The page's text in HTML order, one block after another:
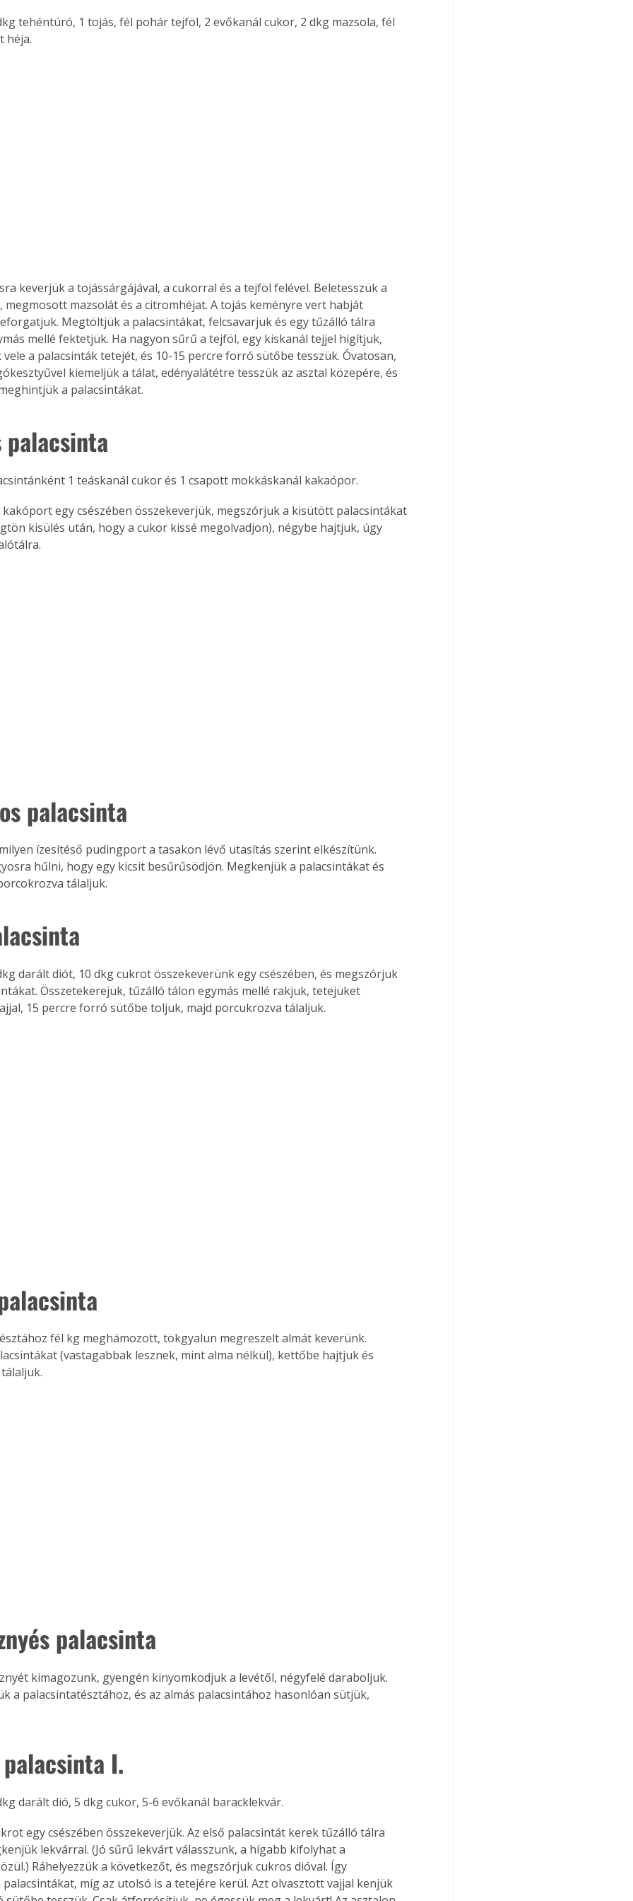
egyedi
vagy
élve
az
Gyógyító növények: a
természet kincsei az
tehéntúró, 1 tojás, fél pohár tejföl, 2 evőkanál cukor, 2 dkg mazsola, fél
héja.
keverjük a tojássárgájával, a cukorral és a tejföl felével. Beletesszük a
mazsolát és a citromhéjat. A tojás keményre vert habját
Megtöltjük a palacsintákat, felcsavarjuk és egy tűzálló tálra
mellé fektetjük. Ha nagyon sűrű a tejföl, egy kiskanál tejjel higítjuk,
vele a palacsinták tetejét, és 10-15 percre forró sütőbe tesszük. Óvatosan,
kiemeljük a tálat, edényalátétre tesszük az asztal közepére, és
a palacsintákat.
palacsinta
1 teáskanál cukor és 1 csapott mokkáskanál kakaópor.
kakóport egy csészében összekeverjük, megszórjuk a kisütött palacsintákat
kisülés után, hogy a cukor kissé megolvadjon), négybe hajtjuk, úgy
palacsinta
ízesítéső pudingport a tasakon lévő utasítás szerint elkészítünk.
hűlni, hogy egy kicsit besűrűsödjön. Megkenjük a palacsintákat és
tálaljuk.
darált diót, 10 dkg cukrot összekeverünk egy csészében, és megszórjuk
Összetekerejük, tűzálló tálon egymás mellé rakjuk, tetejüket
15 percre forró sütőbe toljuk, majd porcukrozva tálaljuk.
fél kg meghámozott, tökgyalun megreszelt almát keverünk.
(vastagabbak lesznek, mint alma nélkül), kettőbe hajtjuk és
palacsinta
kimagozunk, gyengén kinyomkodjuk a levétől, négyfelé daraboljuk.
a palacsintatésztához, és az almás palacsintához hasonlóan sütjük,
I.
darált dió, 5 dkg cukor, 5-6 evőkanál baracklekvár.
egy csészében összekeverjük. Az első palacsintát kerek tűzálló tálra
lekvárral. (Jó sűrű lekvárt válasszunk, a hígabb kifolyhat a
Ráhelyezzük a következőt, és megszórjuk cukros dióval. Így
míg az utolsó is a tetejére kerül. Azt olvasztott vajjal kenjük